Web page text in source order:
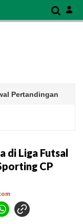
Pertandingan
di Liga Futsal
CP